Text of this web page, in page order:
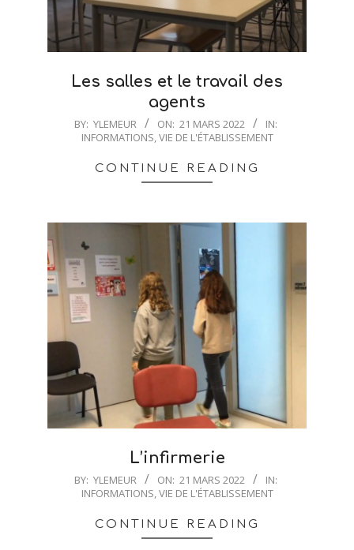
Les salles et le travail des
agents
2022-BY: YLEMEUR ON: 21 MARS 2022
IN:
INFORMATIONS,VIE DE L'ÉTABLISSEMENT
CONTINUE READING
L’infirmerie
2022-BY: YLEMEUR ON: 21 MARS 2022
IN:
INFORMATIONS,VIE DE L'ÉTABLISSEMENT
CONTINUE READING